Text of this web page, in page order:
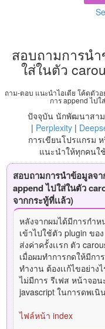
สอบถามการน
ใส่ในตัว
ถาม-ตอบ แนะนำไอเดีย โค้ดตัว
การ append ไปใ
ปัจจุบัน นักพัฒนาสา
| Perplexity|
การเขียนโปรแกรม
แนะนำให้ทุกคนใ
สอบถามการนำข้อมูลจา
append ไปใส่ในตัว
จากกระทู้ที่เเล้ว)
หลังจากผมได้มีการกำห
เข้าไปใช้ตัวplugin ขอ
ส่งค่าครั้งเเรก ตัว
เมื่อผมทำการกดให้มีกา
ทำงาน ต้องเเก้ไขอย่า
ไม่มีการ รีเฟส หน้าจอ
javascript ในการดพเนิ
ไฟล์หน้า index